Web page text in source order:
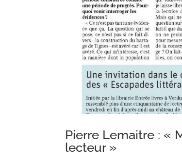
Pierre Lemaitre : «
lecteur »